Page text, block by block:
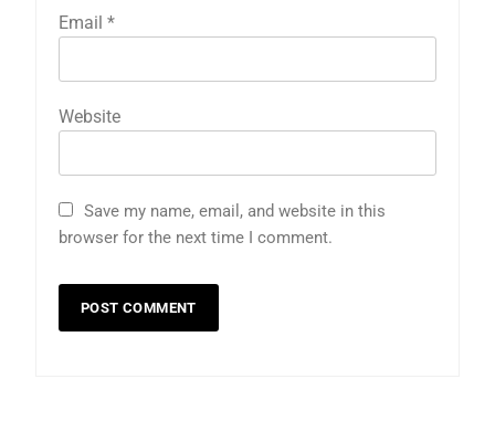
Email *
Website
Save my name, email, and website in this
browser for the next time I comment.